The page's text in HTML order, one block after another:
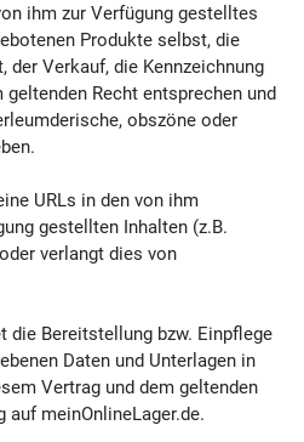
ihm zur Verfügung gestelltes
Produkte selbst, die
der Verkauf, die Kennzeichnung
Recht entsprechen und
obszöne oder
URLs in den von ihm
gestellten Inhalten (z.B.
verlangt dies von
die Bereitstellung bzw. Einpflege
Daten und Unterlagen in
Vertrag und dem geltenden
auf meinOnlineLager.de.